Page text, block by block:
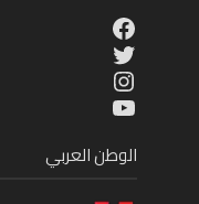
Facebook
Twitter
Instagram
YouTube
الوطن العربي